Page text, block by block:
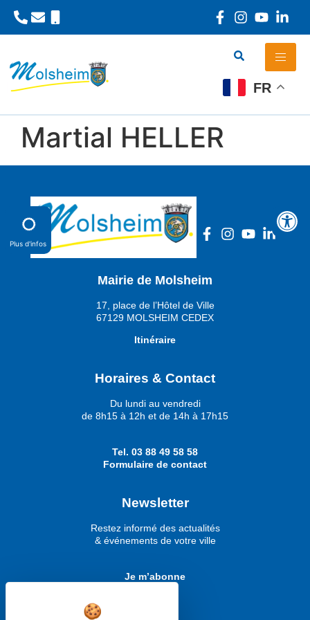
FR
Martial HELLER
Mairie de Molsheim
17, place de l’Hôtel de Ville
67129 MOLSHEIM CEDEX
Itinéraire
Horaires & Contact
Du lundi au vendredi
de 8h15 à 12h et de 14h à 17h15
Tel. 03 88 49 58 58
Formulaire de contact
Newsletter
Restez informé des actualités
& événements de votre ville
Je m’abonne
Plus d'infos
Panneau de gestion des cookies